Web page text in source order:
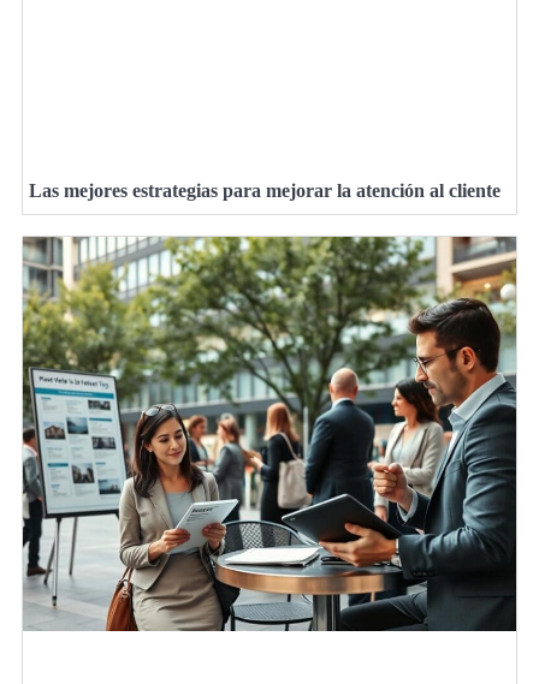
Las mejores estrategias para mejorar la atención al cliente